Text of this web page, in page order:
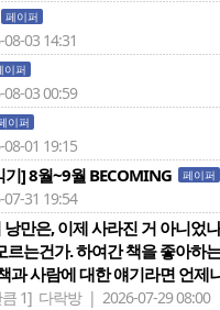
페이퍼
03 14:31
이퍼
03 00:59
이퍼
01 19:15
] 8월~9월 BECOMING 페이퍼
31 19:54
만은, 이제 사라진 거 아니었
르는건가. 하여간 책을 좋아하
과 사람에 대한 얘기라면 언제
1] 다락방 | 2026-07-29 08:00